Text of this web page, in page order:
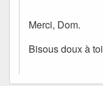
Merci, Dom.
Bisous doux à